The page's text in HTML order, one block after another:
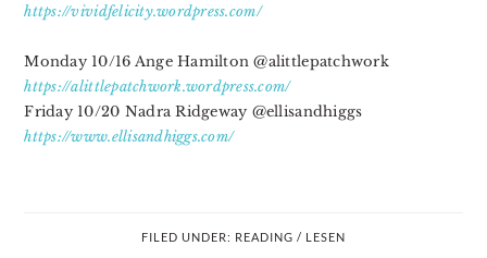
https://vividfelicity.wordpress.com/
Monday 10/16 Ange Hamilton @alittlepatchwork
https://alittlepatchwork.wordpress.com/
Friday 10/20 Nadra Ridgeway @ellisandhiggs
https://www.ellisandhiggs.com/
FILED UNDER: READING / LESEN